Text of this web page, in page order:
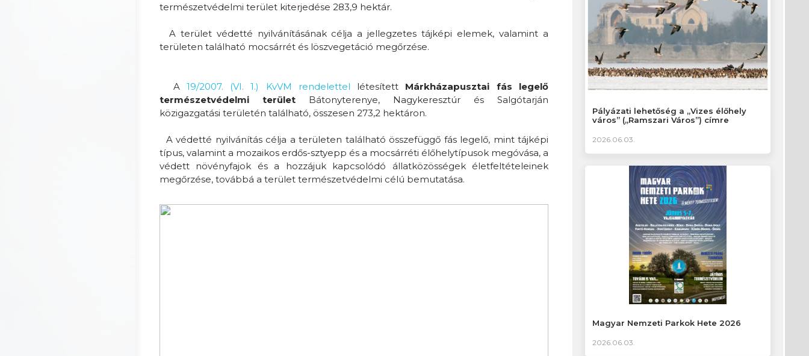
természetvédelmi terület kiterjedése 283,9 hektár.
A terület védetté nyilvánításának célja a jellegzetes tájképi elemek, valamint a
területen található mocsárrét és löszvegetáció megőrzése.
A 19/2007. (VI. 1.) KvVM rendelettel létesített Márkházapusztai fás legelő
természetvédelmi terület Bátonyterenye, Nagykeresztúr és Salgótarján
közigazgatási területén található, összesen 273,2 hektáron.
A védetté nyilvánítás célja a területen található összefüggő fás legelő, mint tájképi
típus, valamint a mozaikos erdős-sztyepp és a mocsárréti élőhelytípusok megóvása, a
védett növényfajok és a hozzájuk kapcsolódó állatközösségek életfeltételeinek
megőrzése, továbbá a terület természetvédelmi célú bemutatása.
Pályázati lehetőség a „Vizes élőhely
város” („Ramszari Város”) címre
2026.06.03.
Magyar Nemzeti Parkok Hete 2026
2026.06.03.